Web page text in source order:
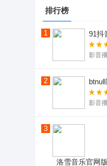
排行榜
1 91抖
影音
2
影音
3
洛雪音乐官网